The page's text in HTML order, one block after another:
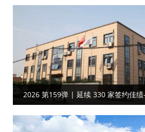
2026 第159弹 | 延续 330 家签约佳
客户携手共启工厂目视化合作